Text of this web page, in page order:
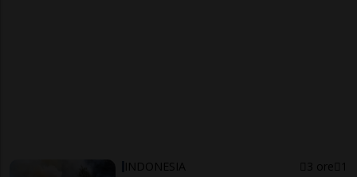
INDONESIA 3 ore 1